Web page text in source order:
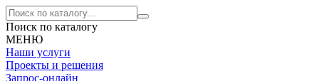
Поиск по каталогу
МЕНЮ
Наши услуги
Проекты и решения
Запрос-онлайн